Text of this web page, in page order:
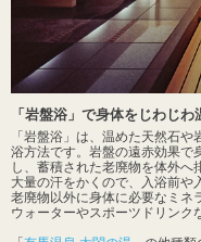
「岩盤浴」で身体をじわじわ
「岩盤浴」は、温めた天然石
浴方法です。岩盤の遠赤効果で
し、蓄積された老廃物を体外へ
大量の汗をかくので、入浴前や
老廃物以外に身体に必要なミネ
ウォーターやスポーツドリンク